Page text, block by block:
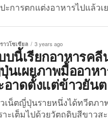
ะการตกแต่งอาหารไปแล้วเ
ปั้น-ข้าวกล่องเบนโตะในธีมก
” และ “ไอเดียสร้างสรรค์มื้
ปอมปุริน” ซึ่งต้องบอกเลยว่
แบบตะโกนนน สำหรับบล็อก
น ๆ มาส่องภาพ “ศิลปะ x อา
วกัน แต่เปลี่ยนเป็นอาหารป
ไอเดียสร้างสรรค์จานผลไม้ใ
ราวโซเชียล 3 years ago
บนี้เรียกอาหารค
นเผยภาพมื้ออาห
อาดตั้งแต่ข้าวยันต
เน็ตญี่ปุ่นรายหนึ่งได้ทวีตภา
าะเต็มไปด้วยวัตถุดิบสีขาวส